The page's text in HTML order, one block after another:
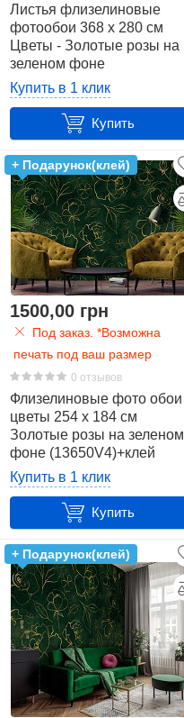
Листья флизелиновые
фотообои 368 x 280 см
Цветы - Золотые розы на
зеленом фоне
(13650V10)+клей
Купить в 1 клик
Купить
+ Подарунок(клей)
1500,00 грн
Под заказ. *Возможна
печать под ваш размер
0 отзывов
Флизелиновые фото обои
цветы 254 x 184 см
Золотые розы на зеленом
фоне (13650V4)+клей
Купить в 1 клик
Купить
+ Подарунок(клей)